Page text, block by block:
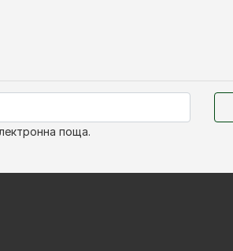
поща.